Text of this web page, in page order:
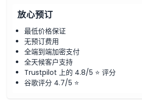
放心预订
最低价格保证
无预订费用
全端到端加密支付
全天候客户支持
Trustpilot 上的 4.8/5 ⭐ 评分
谷歌评分 4.7/5 ⭐